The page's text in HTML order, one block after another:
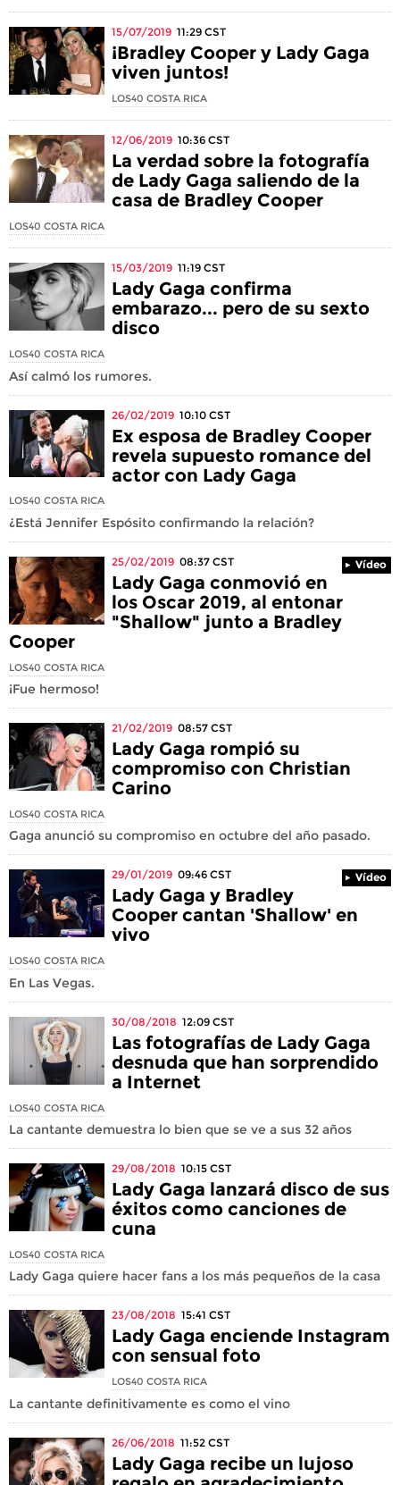
15/07/2019 11:29 CST
¡Bradley Cooper y Lady Gaga
viven juntos!
LOS40 COSTA RICA
12/06/2019 10:36 CST
La verdad sobre la fotografía
de Lady Gaga saliendo de la
casa de Bradley Cooper
LOS40 COSTA RICA
15/03/2019 11:19 CST
Lady Gaga confirma
embarazo... pero de su sexto
disco
LOS40 COSTA RICA
Así calmó los rumores.
26/02/2019 10:10 CST
Ex esposa de Bradley Cooper
revela supuesto romance del
actor con Lady Gaga
LOS40 COSTA RICA
¿Está Jennifer Espósito confirmando la relación?
25/02/2019 08:37 CST Vídeo
Lady Gaga conmovió en
los Oscar 2019, al entonar
"Shallow" junto a Bradley
Cooper
LOS40 COSTA RICA
¡Fue hermoso!
21/02/2019 08:57 CST
Lady Gaga rompió su
compromiso con Christian
Carino
LOS40 COSTA RICA
Gaga anunció su compromiso en octubre del año pasado.
29/01/2019 09:46 CST Vídeo
Lady Gaga y Bradley
Cooper cantan 'Shallow' en
vivo
LOS40 COSTA RICA
En Las Vegas.
30/08/2018 12:09 CST
Las fotografías de Lady Gaga
desnuda que han sorprendido
a Internet
LOS40 COSTA RICA
La cantante demuestra lo bien que se ve a sus 32 años
29/08/2018 10:15 CST
Lady Gaga lanzará disco de sus
éxitos como canciones de
cuna
LOS40 COSTA RICA
Lady Gaga quiere hacer fans a los más pequeños de la casa
23/08/2018 15:41 CST
Lady Gaga enciende Instagram
con sensual foto
LOS40 COSTA RICA
La cantante definitivamente es como el vino
26/06/2018 11:52 CST
Lady Gaga recibe un lujoso